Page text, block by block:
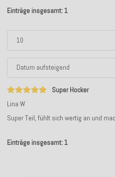
Einträge insgesamt: 1
Super Hocker
Lina W
Super Teil, fühlt sich wertig an und
Einträge insgesamt: 1